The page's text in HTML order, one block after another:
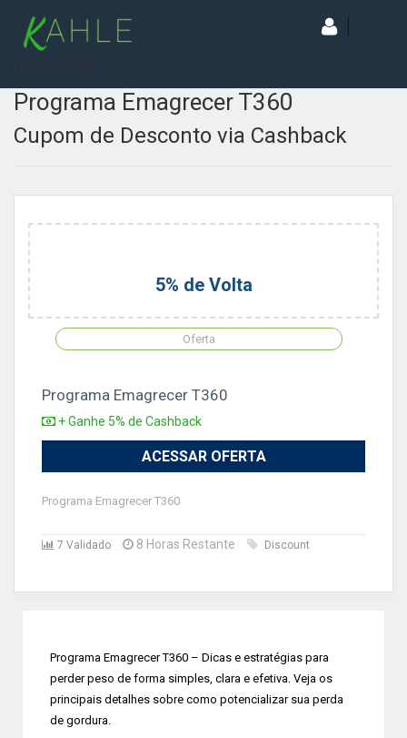
Programa Emagrecer T360
Cupom de Desconto via Cashback
5% de Volta
Oferta
Programa Emagrecer T360
+ Ganhe 5% de Cashback
ACESSAR OFERTA
Programa Emagrecer T360
7 Validado 8 Horas Restante Discount
Programa Emagrecer T360 – Dicas e estratégias para
perder peso de forma simples, clara e efetiva. Veja os
principais detalhes sobre como potencializar sua perda
de gordura.